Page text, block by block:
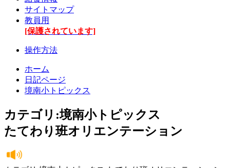
サイトマップ
教員用
[保護されています]
操作方法
ホーム
日記ページ
境南小トピックス
カテゴリ:境南小トピックス
たてわり班オリエンテーション